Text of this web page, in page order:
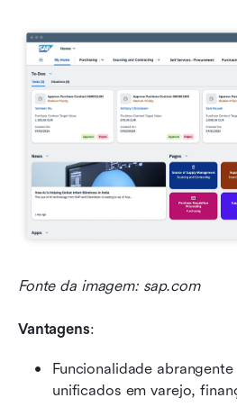
Fonte da imagem: sap.com
Vantagens:
Funcionalidade
unificados em varejo,